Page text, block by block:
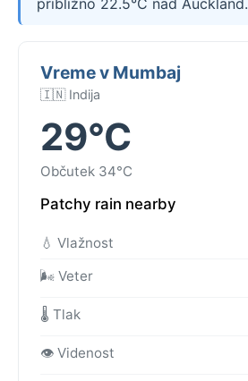
Vreme v Mumbaj
🇮🇳 Indija
29°C
Občutek 34°C
Patchy rain nearby
💧 Vlažnost
🌬️ Veter
🌡️ Tlak
👁️ Videnost